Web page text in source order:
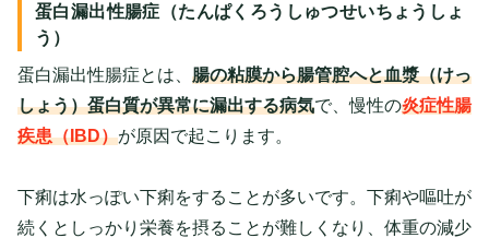
蛋白漏出性腸症（たんぱくろうしゅつせいちょうしょ
う）
蛋白漏出性腸症とは、 腸の粘膜から腸管腔へと血漿（けっ
しょう）蛋白質が異常に漏出する病気で、慢性の炎症性腸
疾患（IBD）が原因で起こります。
下痢は水っぽい下痢をすることが多いです。下痢や嘔吐が
続くとしっかり栄養を摂ることが難しくなり、体重の減少